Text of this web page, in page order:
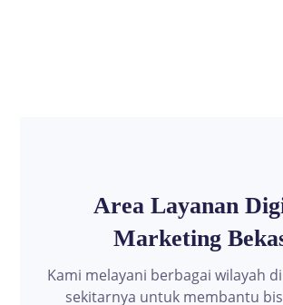
Area Layanan
Marketing
Kami melayani berbagai wilayah
sekitarnya untuk membantu